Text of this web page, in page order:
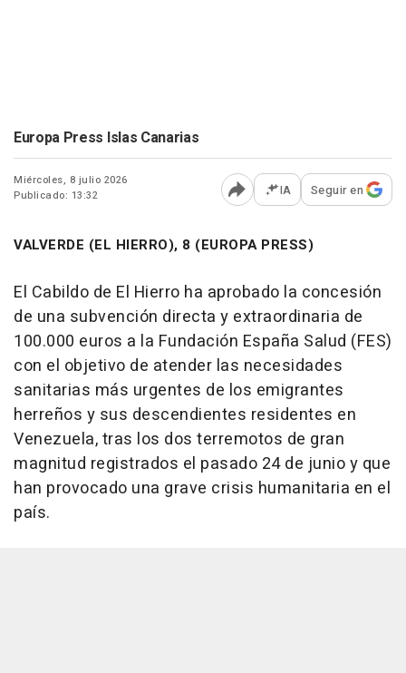
Europa Press Islas Canarias
Miércoles, 8 julio 2026
Publicado: 13:32
Abrir opciones para
IA Seguir en
VALVERDE (EL HIERRO), 8 (EUROPA PRESS)
El Cabildo de El Hierro ha aprobado la concesión
de una subvención directa y extraordinaria de
100.000 euros a la Fundación España Salud (FES)
con el objetivo de atender las necesidades
sanitarias más urgentes de los emigrantes
herreños y sus descendientes residentes en
Venezuela, tras los dos terremotos de gran
magnitud registrados el pasado 24 de junio y que
han provocado una grave crisis humanitaria en el
país.